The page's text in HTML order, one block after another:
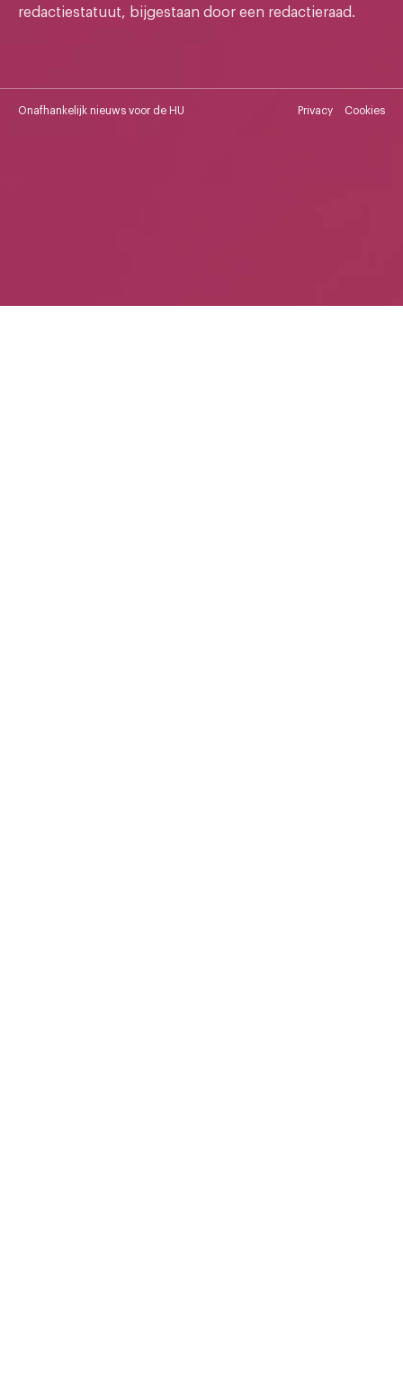
redactiestatuut, bijgestaan door een redactieraad.
Onafhankelijk nieuws voor de HU Privacy Cookies